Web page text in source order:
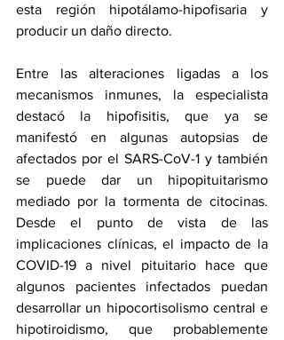
esta región hipotálamo-hipofisaria y
producir un daño directo.
Entre las alteraciones ligadas a los
mecanismos inmunes, la especialista
destacó la hipofisitis, que ya se
manifestó en algunas autopsias de
afectados por el SARS-CoV-1 y también
se puede dar un hipopituitarismo
mediado por la tormenta de citocinas.
Desde el punto de vista de las
implicaciones clínicas, el impacto de la
COVID-19 a nivel pituitario hace que
algunos pacientes infectados puedan
hipotiroidismo, que probablemente